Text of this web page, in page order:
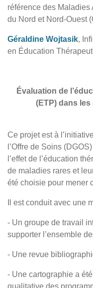
référence des Maladies
du Nord et Nord-Ouest
Géraldine Wojtasik,
en Éducation
Évaluation de
(ETP) dans
Ce projet est à
l’Offre de Soins
l’effet de l’éducation
de maladies rares et
été choisie pour mener
Il est conduit avec une
- Un groupe de travail
supporter l’ensemble
- Une revue
- Une cartographie a
qualitative des